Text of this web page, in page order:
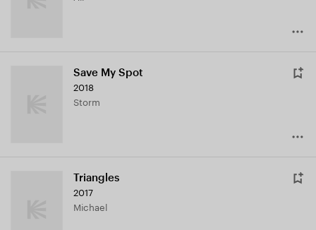
Save My Spot
2018
Storm
Triangles
2017
Michael